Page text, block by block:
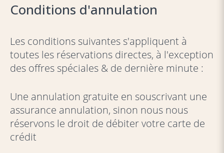
Conditions d'annulation
Les conditions suivantes s'appliquent à
toutes les réservations directes, à l'exception
des offres spéciales & de dernière minute :
Une annulation gratuite en souscrivant une
assurance annulation, sinon nous nous
réservons le droit de débiter votre carte de
crédit